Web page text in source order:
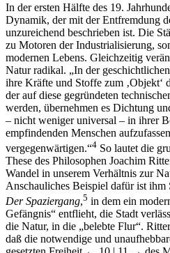
In der ersten Hälfte des 19.
Dynamik, der mit der Entfremdung
unzureichend beschrieben ist. Die
zu Motoren der Industrialisierung,
modernen Lebens. Gleichzeitig
Natur radikal. „In der
ihre Kräfte und Stoffe zum ‚Objekt‘
der auf diese gegründeten
werden, übernehmen es Dichtung
– nicht weniger universal – in ihrer
empfindenden Menschen
vergegenwärtigen.“4 So lautet die
These des Philosophen Joachim
Wandel in unserem Verhältnis zur
Anschauliches Beispiel dafür ist ihm
Der Spaziergang,5 in dem ein
Gefängnis“ entflieht, die Stadt
die Natur, in die „belebte Flur“.
daß die notwendige und